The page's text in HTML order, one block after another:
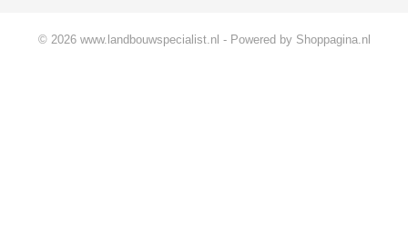
© 2026 www.landbouwspecialist.nl - Powered by Shoppagina.nl